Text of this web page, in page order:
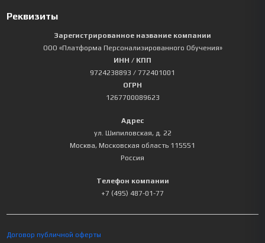
Реквизиты
Зарегистрированное название компании
ООО «Платформа Персонализированного Обучения»
ИНН / КПП
9724238893 / 772401001
ОГРН
1267700089623
Адрес
ул. Шипиловская, д. 22
Москва, Московская область 115551
Россия
Телефон компании
+7 (495) 487-01-77
Договор публичной оферты